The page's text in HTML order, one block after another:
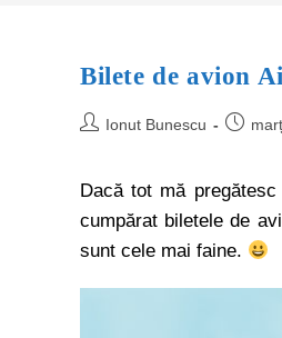
Bilete de avion
Ionut Bunescu
Dacă tot mă
cumpărat biletele de
sunt cele mai faine.